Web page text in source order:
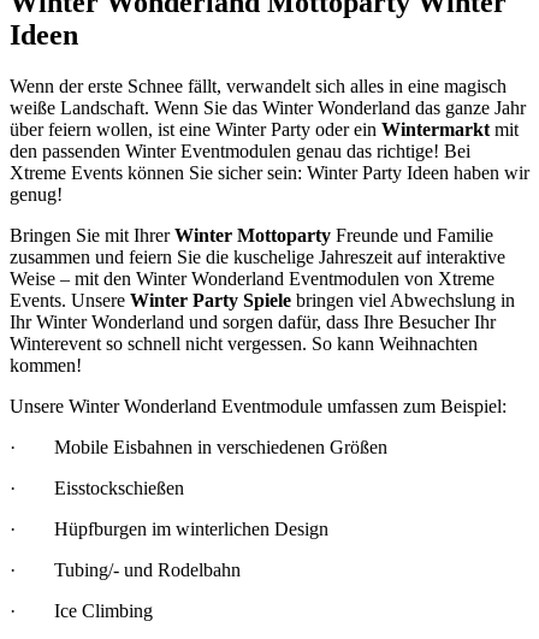
Ideen
Wenn der erste Schnee fällt, verwandelt sich alles in eine magisch
weiße Landschaft. Wenn Sie das Winter Wonderland das ganze Jahr
über feiern wollen, ist eine Winter Party oder ein Wintermarkt mit
den passenden Winter Eventmodulen genau das richtige! Bei
Xtreme Events können Sie sicher sein: Winter Party Ideen haben wir
genug!
Bringen Sie mit IhrerWinter Mottoparty Freunde und Familie
zusammen und feiern Sie die kuschelige Jahreszeit auf interaktive
Weise – mit den Winter Wonderland Eventmodulen von Xtreme
Events. Unsere Winter Party Spiele bringen viel Abwechslung in
Ihr Winter Wonderland und sorgen dafür, dass Ihre Besucher Ihr
Winterevent so schnell nicht vergessen. So kann Weihnachten
kommen!
Unsere Winter Wonderland Eventmodule umfassen zum Beispiel:
· Mobile Eisbahnen in verschiedenen Größen
· Eisstockschießen
· Hüpfburgen im winterlichen Design
· Tubing/- und Rodelbahn
· Ice Climbing